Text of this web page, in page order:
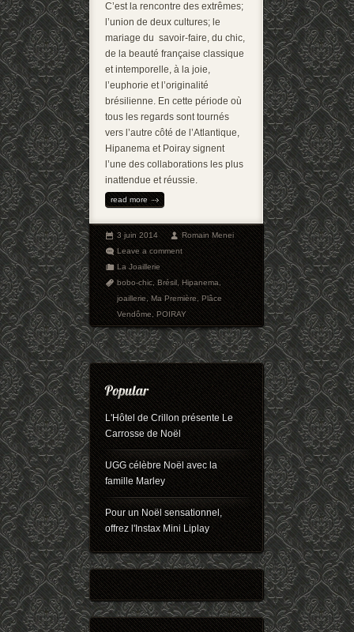
C’est la rencontre des extrêmes;
l’union de deux cultures; le
mariage du savoir-faire, du chic,
de la beauté française classique
et intemporelle, à la joie,
l’euphorie et l’originalité
brésilienne. En cette période où
tous les regards sont tournés
vers l’autre côté de l’Atlantique,
Hipanema et Poiray signent
l’une des collaborations les plus
inattendue et réussie.
read more
3 juin 2014
Romain Menei
Leave a comment
La Joaillerie
bobo-chic,Brésil,Hipanema,
joaillerie,Ma Première,Plâce
Vendôme,POIRAY
L'Hôtel de Crillon présente Le
Carrosse de Noël
UGG célèbre Noël avec la
famille Marley
Pour un Noël sensationnel,
offrez l'Instax Mini Liplay